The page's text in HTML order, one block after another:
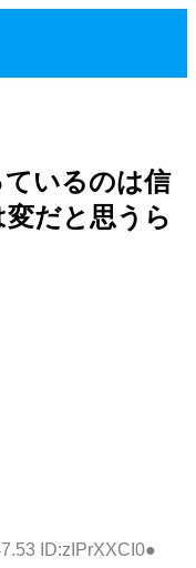
いるのは信
だと思うら
ID:zIPrXXCI0●